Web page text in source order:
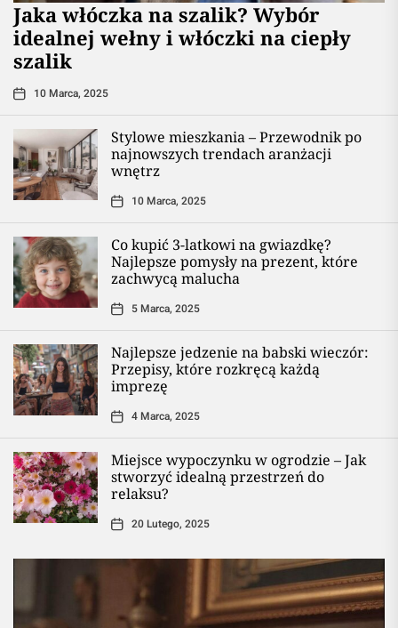
Jaka włóczka na szalik? Wybór
idealnej wełny i włóczki na ciepły
szalik
10 Marca, 2025
Stylowe mieszkania – Przewodnik po
najnowszych trendach aranżacji
wnętrz
10 Marca, 2025
Co kupić 3-latkowi na gwiazdkę?
Najlepsze pomysły na prezent, które
zachwycą malucha
5 Marca, 2025
Najlepsze jedzenie na babski wieczór:
Przepisy, które rozkręcą każdą
imprezę
4 Marca, 2025
Miejsce wypoczynku w ogrodzie – Jak
stworzyć idealną przestrzeń do
relaksu?
20 Lutego, 2025